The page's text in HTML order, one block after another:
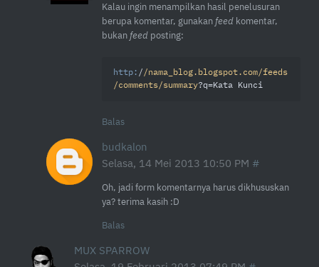
Kalau ingin menampilkan hasil penelusuran
berupa komentar, gunakan feed komentar,
bukan feed posting:
http: / /nama_blog.blogspot.com/feeds
/comments/summary?q=Kata Kunci
Balas
budkalon
Selasa, 14 Mei 2013 10:50 PM
Oh, jadi form komentarnya harus dikhususkan
ya? terima kasih :D
Balas
MUX SPARROW